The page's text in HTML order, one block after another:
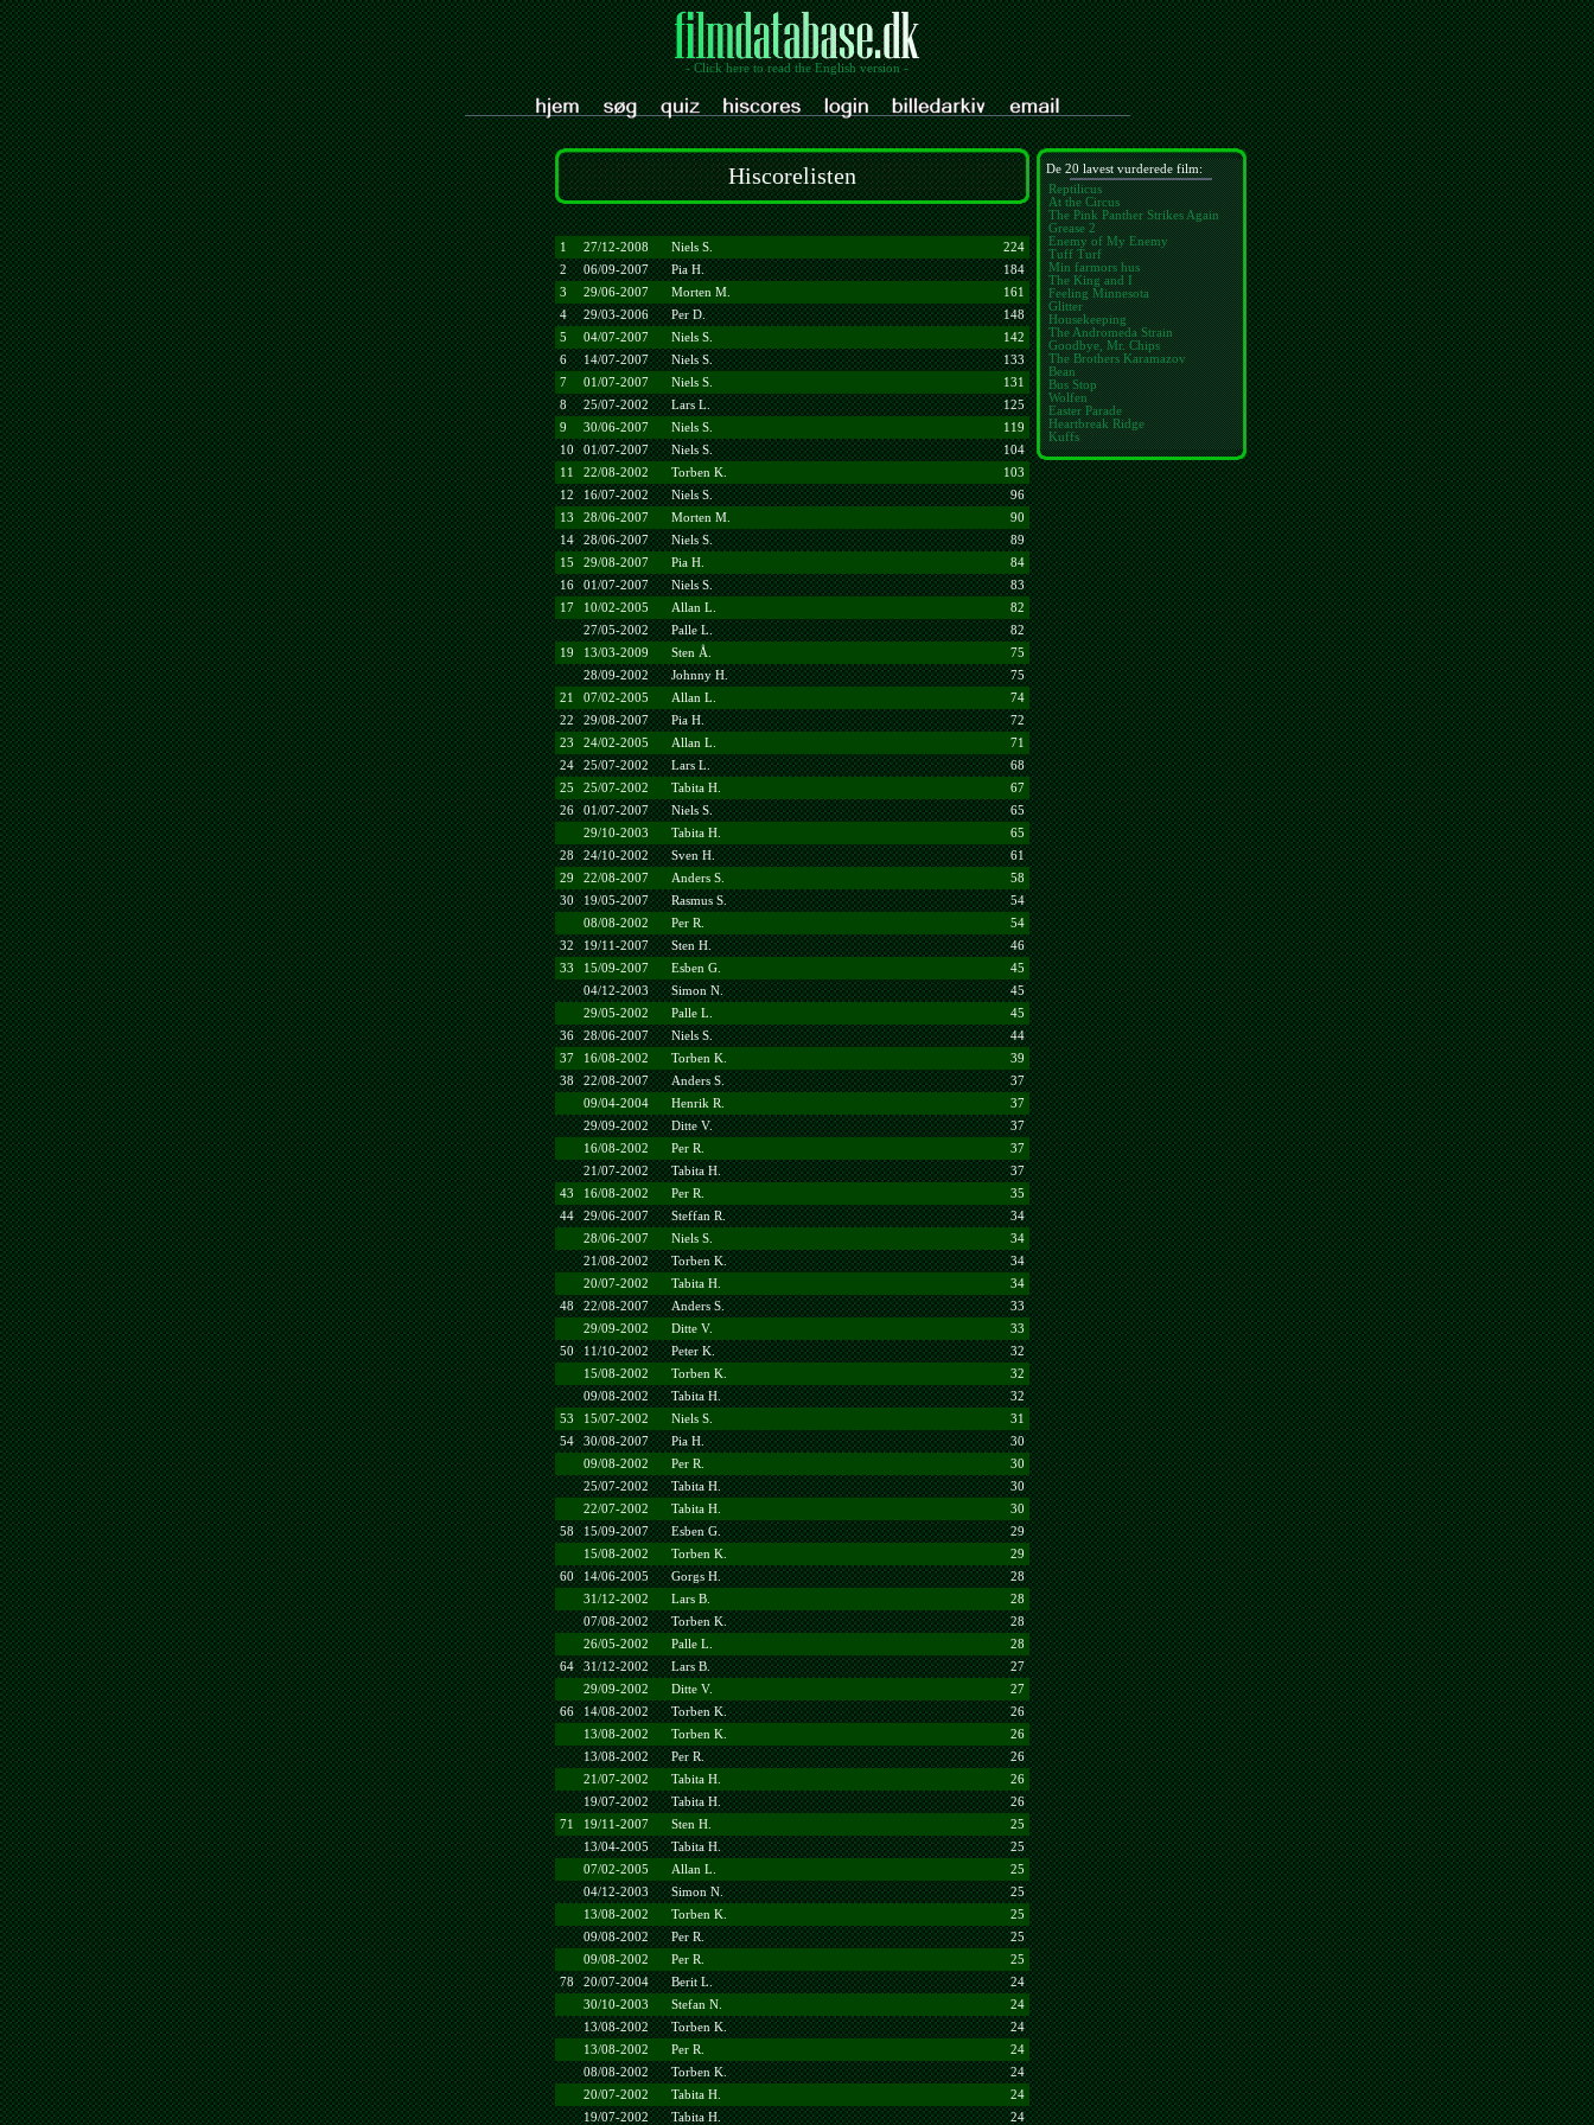
- Click here to read the English version -
Hiscorelisten
1 27/12-2008 Niels S.
224
2
06/09-2007 Pia H.
184
3
29/06-2007 Morten M.
161
4
29/03-2006 Per D.
148
5
04/07-2007 Niels S.
142
6
14/07-2007 Niels S.
133
7
01/07-2007 Niels S.
131
8
25/07-2002 Lars L.
125
9
30/06-2007 Niels S.
119
10
01/07-2007 Niels S.
104
11
22/08-2002 Torben K.
103
12
16/07-2002 Niels S.
96
13
28/06-2007 Morten M.
90
14
28/06-2007 Niels S.
89
15
29/08-2007 Pia H.
84
16
01/07-2007 Niels S.
83
17
10/02-2005 Allan L.
82
27/05-2002
Palle L.
82
19
13/03-2009 Sten Å.
75
28/09-2002
Johnny H.
75
21
07/02-2005 Allan L.
74
22
29/08-2007 Pia H.
72
23
24/02-2005 Allan L.
71
24
25/07-2002 Lars L.
68
25
25/07-2002 Tabita H.
67
26
01/07-2007 Niels S.
65
29/10-2003
Tabita H.
65
28
24/10-2002 Sven H.
61
29
22/08-2007 Anders S.
58
30
19/05-2007 Rasmus S.
54
08/08-2002
Per R.
54
32
19/11-2007 Sten H.
46
33
15/09-2007 Esben G.
45
04/12-2003
Simon N.
45
29/05-2002
Palle L.
45
36
28/06-2007 Niels S.
44
37
16/08-2002 Torben K.
39
38
22/08-2007 Anders S.
37
09/04-2004
Henrik R.
37
29/09-2002
Ditte V.
37
16/08-2002
Per R.
37
21/07-2002
Tabita H.
37
43
16/08-2002 Per R.
35
44
29/06-2007 Steffan R.
34
28/06-2007
Niels S.
34
21/08-2002
Torben K.
34
20/07-2002
Tabita H.
34
48
22/08-2007 Anders S.
33
29/09-2002
Ditte V.
33
50
11/10-2002 Peter K.
32
15/08-2002
Torben K.
32
09/08-2002
Tabita H.
32
53
15/07-2002 Niels S.
31
54
30/08-2007 Pia H.
30
09/08-2002
Per R.
30
25/07-2002
Tabita H.
30
22/07-2002
Tabita H.
30
58
15/09-2007 Esben G.
29
15/08-2002
Torben K.
29
60
14/06-2005 Gorgs H.
28
31/12-2002
Lars B.
28
07/08-2002
Torben K.
28
26/05-2002
Palle L.
28
64
31/12-2002 Lars B.
27
29/09-2002
Ditte V.
27
66
14/08-2002 Torben K.
26
13/08-2002
Torben K.
26
13/08-2002
Per R.
26
21/07-2002
Tabita H.
26
19/07-2002
Tabita H.
26
71
19/11-2007 Sten H.
25
13/04-2005
Tabita H.
25
07/02-2005
Allan L.
25
04/12-2003
Simon N.
25
13/08-2002
Torben K.
25
09/08-2002
Per R.
25
09/08-2002
Per R.
25
78
20/07-2004 Berit L.
24
30/10-2003
Stefan N.
24
13/08-2002
Torben K.
24
13/08-2002
Per R.
24
08/08-2002
Torben K.
24
20/07-2002
Tabita H.
24
19/07-2002
Tabita H. 24
De 20 lavest vurderede film:
Reptilicus
At the Circus
The Pink Panther Strikes Again
Grease 2
Enemy of My Enemy
Tuff Turf
Min farmors hus
The King and I
Feeling Minnesota
Glitter
Housekeeping
The Andromeda Strain
Goodbye, Mr. Chips
The Brothers Karamazov
Bean
Bus Stop
Wolfen
Easter Parade
Heartbreak Ridge
Kuffs